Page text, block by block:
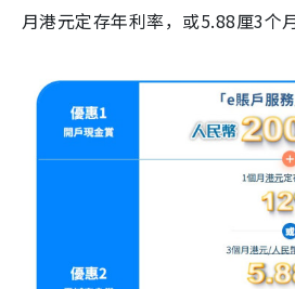
月港元定存年利率，或5.88厘3个